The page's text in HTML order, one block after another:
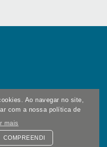
Ao navegar no site,
com a nossa política de
mais
COMPREENDI